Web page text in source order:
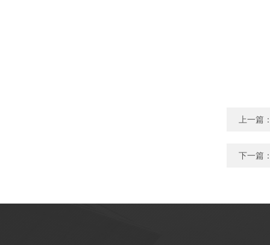
上一篇
下一篇